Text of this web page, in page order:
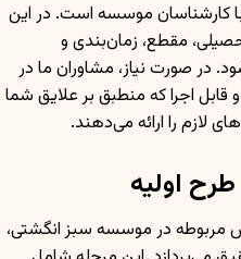
کارشناسان موسسه است. در این
مقطع، زمان‌بندی و
در صورت نیاز، مشاوران ما در
اجرا که منطبق بر علایق شما
لازم را ارائه می‌دهند.
اولیه
مربوطه در موسسه سبز انگشتی،